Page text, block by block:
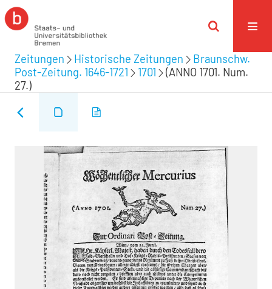
Zeitungen Historische Zeitungen
Braunschw.
Post-Zeitung. 1646-1721
1701
(ANNO 1701. Num.
27.)